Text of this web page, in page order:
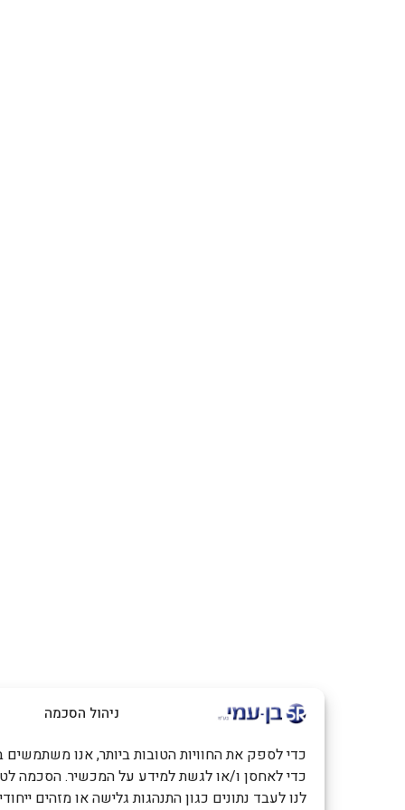
כדי לספק את החוויות הטובות ביותר, אנו משתמשים בטכנולוגיות
כדי לאחסן ו/או לגשת למידע על המכשיר. הסכמה לטכנולוגיות
לנו לעבד נתונים כגון התנהגות גלישה או מזהים ייחודיים באתר